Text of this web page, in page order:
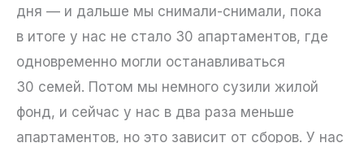
дня — и дальше мы снимали-снимали, пока
в итоге у нас не стало 30 апартаментов, где
одновременно могли останавливаться
30 семей. Потом мы немного сузили жилой
фонд, и сейчас у нас в два раза меньше
апартаментов, но это зависит от сборов. У нас